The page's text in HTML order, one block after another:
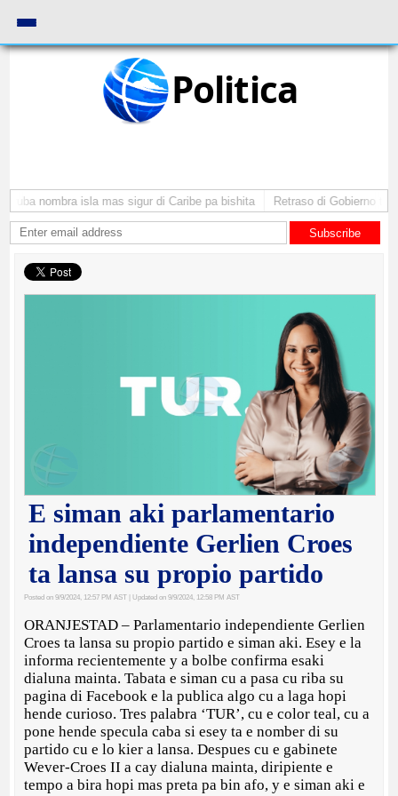
Politica
nombra isla mas sigur di Caribe pa bishita Retraso di Gobierno ta
Subscribe
E siman aki parlamentario
independiente Gerlien Croes
ta lansa su propio partido
Posted on 9/9/2024, 12:57 PM AST | Updated on 9/9/2024, 12:58 PM AST
ORANJESTAD – Parlamentario independiente Gerlien
Croes ta lansa su propio partido e siman aki. Esey e la
informa recientemente y a bolbe confirma esaki
dialuna mainta. Tabata e siman cu a pasa cu riba su
pagina di Facebook e la publica algo cu a laga hopi
hende curioso. Tres palabra ‘TUR’, cu e color teal, cu a
pone hende specula caba si esey ta e nomber di su
partido cu e lo kier a lansa. Despues cu e gabinete
Wever-Croes II a cay dialuna mainta, diripiente e
tempo a bira hopi mas preta pa bin afo, y e siman aki e